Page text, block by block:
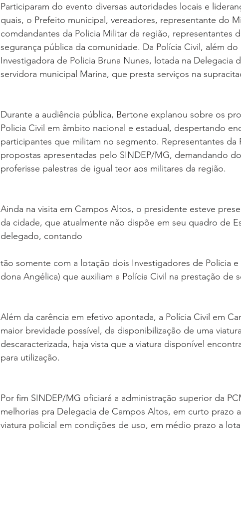
Participaram do evento diversas autoridades locais e
quais, o Prefeito municipal, vereadores, representante do
comdandantes da Policia Militar da região, representantes
segurança pública da comunidade. Da Polícia Civil, além
Investigadora de Policia Bruna Nunes, lotada na Delegacia
servidora municipal Marina, que presta serviços na
Durante a audiência pública, Bertone explanou sobre os
Policia Civil em âmbito nacional e estadual, despertando
participantes que militam no segmento. Representantes da
propostas apresentadas pelo SINDEP/MG, demandando
proferisse palestras de igual teor aos militares da região.
Ainda na visita em Campos Altos, o presidente esteve
da cidade, que atualmente não dispõe em seu quadro de
delegado, contando
tão somente com a lotação dois Investigadores de Policia
dona Angélica) que auxiliam a Polícia Civil na prestação de
Além da carência em efetivo apontada, a Polícia Civil em
maior brevidade possível, da disponibilização de uma
descaracterizada, haja vista que a viatura disponível
para utilização.
Por fim SINDEP/MG oficiará a administração superior da
melhorias pra Delegacia de Campos Altos, em curto prazo
viatura policial em condições de uso, em médio prazo a